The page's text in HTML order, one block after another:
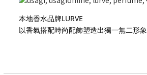
本地香水品牌LURVE
以香氣搭配時尚配飾塑造出獨一無二形象